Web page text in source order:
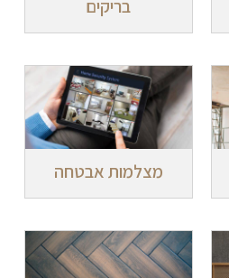
בריקים
מצלמות אבטחה